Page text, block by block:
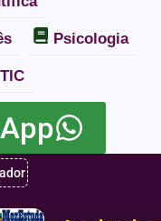
Psicologia
TIC